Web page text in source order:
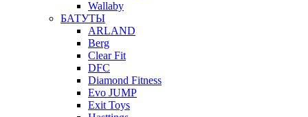
Wallaby
БАТУТЫ
ARLAND
Berg
Clear Fit
DFC
Diamond Fitness
Evo JUMP
Exit Toys